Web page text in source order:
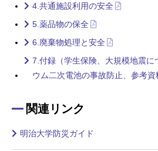
4.共通施設利用の安全
5.薬品物の保全
6.廃棄物処理と安全
7.付録（学生保険、大規模地震に
ウム二次電池の事故防止、参考資
関連リンク
明治大学防災ガイド